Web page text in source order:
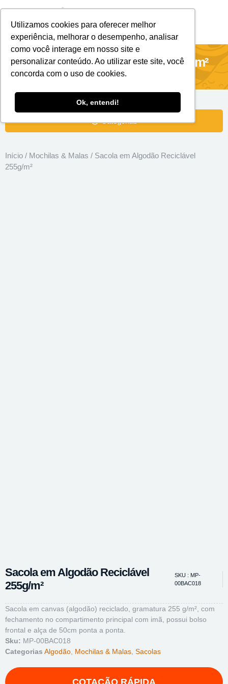
Utilizamos cookies para oferecer melhor
experiência, melhorar o desempenho, analisar
como você interage em nosso site e
personalizar conteúdo. Ao utilizar este site, você
concorda com o uso de cookies.
Ok, entendi!
Sacola em Algodão Reciclável 255g/m²
Categorias
Início / Mochilas & Malas / Sacola em Algodão Reciclável
255g/m²
Sacola em Algodão Reciclável
255g/m²
SKU : MP-
00BAC018
Sacola em canvas (algodão) reciclado, gramatura 255 g/m², com
fechamento no compartimento principal com imã, possui bolso
frontal e alça de 50cm ponta a ponta.
Sku: MP-00BAC018
Categorias Algodão Mochilas & Malas Sacolas